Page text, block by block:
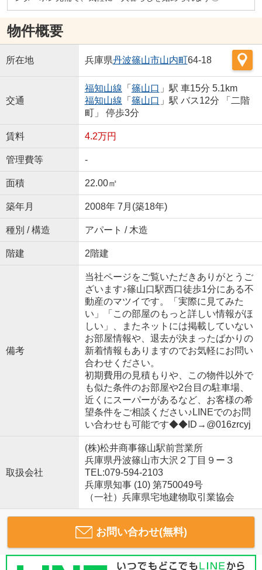
物件概要
所在地 兵庫県丹波篠山市山内町64-18
交通
福知山線 「 篠山口 」駅 車15分 5.1km
福知山線 「 篠山口 」駅 バス12分 「二階
町」 停歩3分
賃料 4.2万円
管理費等 -
面積 22.00㎡
築年月 2008年 7月(築18年)
種別 / 構造 アパート / 木造
階建 2階建
備考
当社ページをご覧いただきありがとうご
ざいます♪篠山口駅西口徒歩1分にある不
動産のマツイです。「実際に見てみた
い」「この部屋のもっと詳しい情報がほ
しい」、またネットには掲載していない
お部屋情報や、退去が決まったばかりの
新着情報もありますのでお気軽にお問い
合わせください。
初期費用の見積もりや、この物件以外で
も似た条件のお部屋や2台目の駐車場、
近くにスーパーがあるなど、お客様の希
望条件をご相談ください♪LINEでのお問
い合わせも可能です◆◆ID→@016zrcyj
取扱会社
(株)松井商事篠山駅前営業所
兵庫県丹波篠山市大沢２丁目９ー３
TEL:079-594-2103
兵庫県知事 (10) 第750049号
（一社）兵庫県宅地建物取引業協会
お問い合わせ(無料)